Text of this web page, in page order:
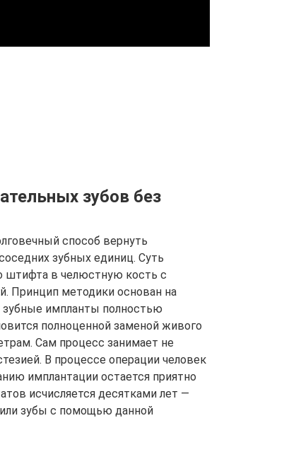
зубов без
способ вернуть
зубных единиц. Суть
штифта в челюстную кость с
Принцип методики основан на
зубные импланты полностью
полноценной заменой живого
Сам процесс занимает не
В процессе операции человек
имплантации остается приятно
исчисляется десятками лет —
зубы с помощью данной